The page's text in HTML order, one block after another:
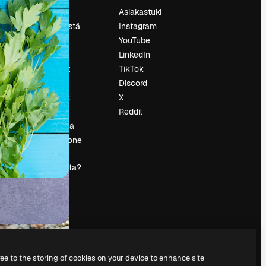
Hinnoittelu
Tietoja meistä
Reviews
Urat
Hakutrendit
Blogi
Tapahtumat
Slidesgo
Myy sisältöä
Lehdistöhuone
magnific.ai:ta?
Asiakastuki
Instagram
YouTube
LinkedIn
TikTok
Discord
X
Reddit
to the storing of cookies on your device to enhance site